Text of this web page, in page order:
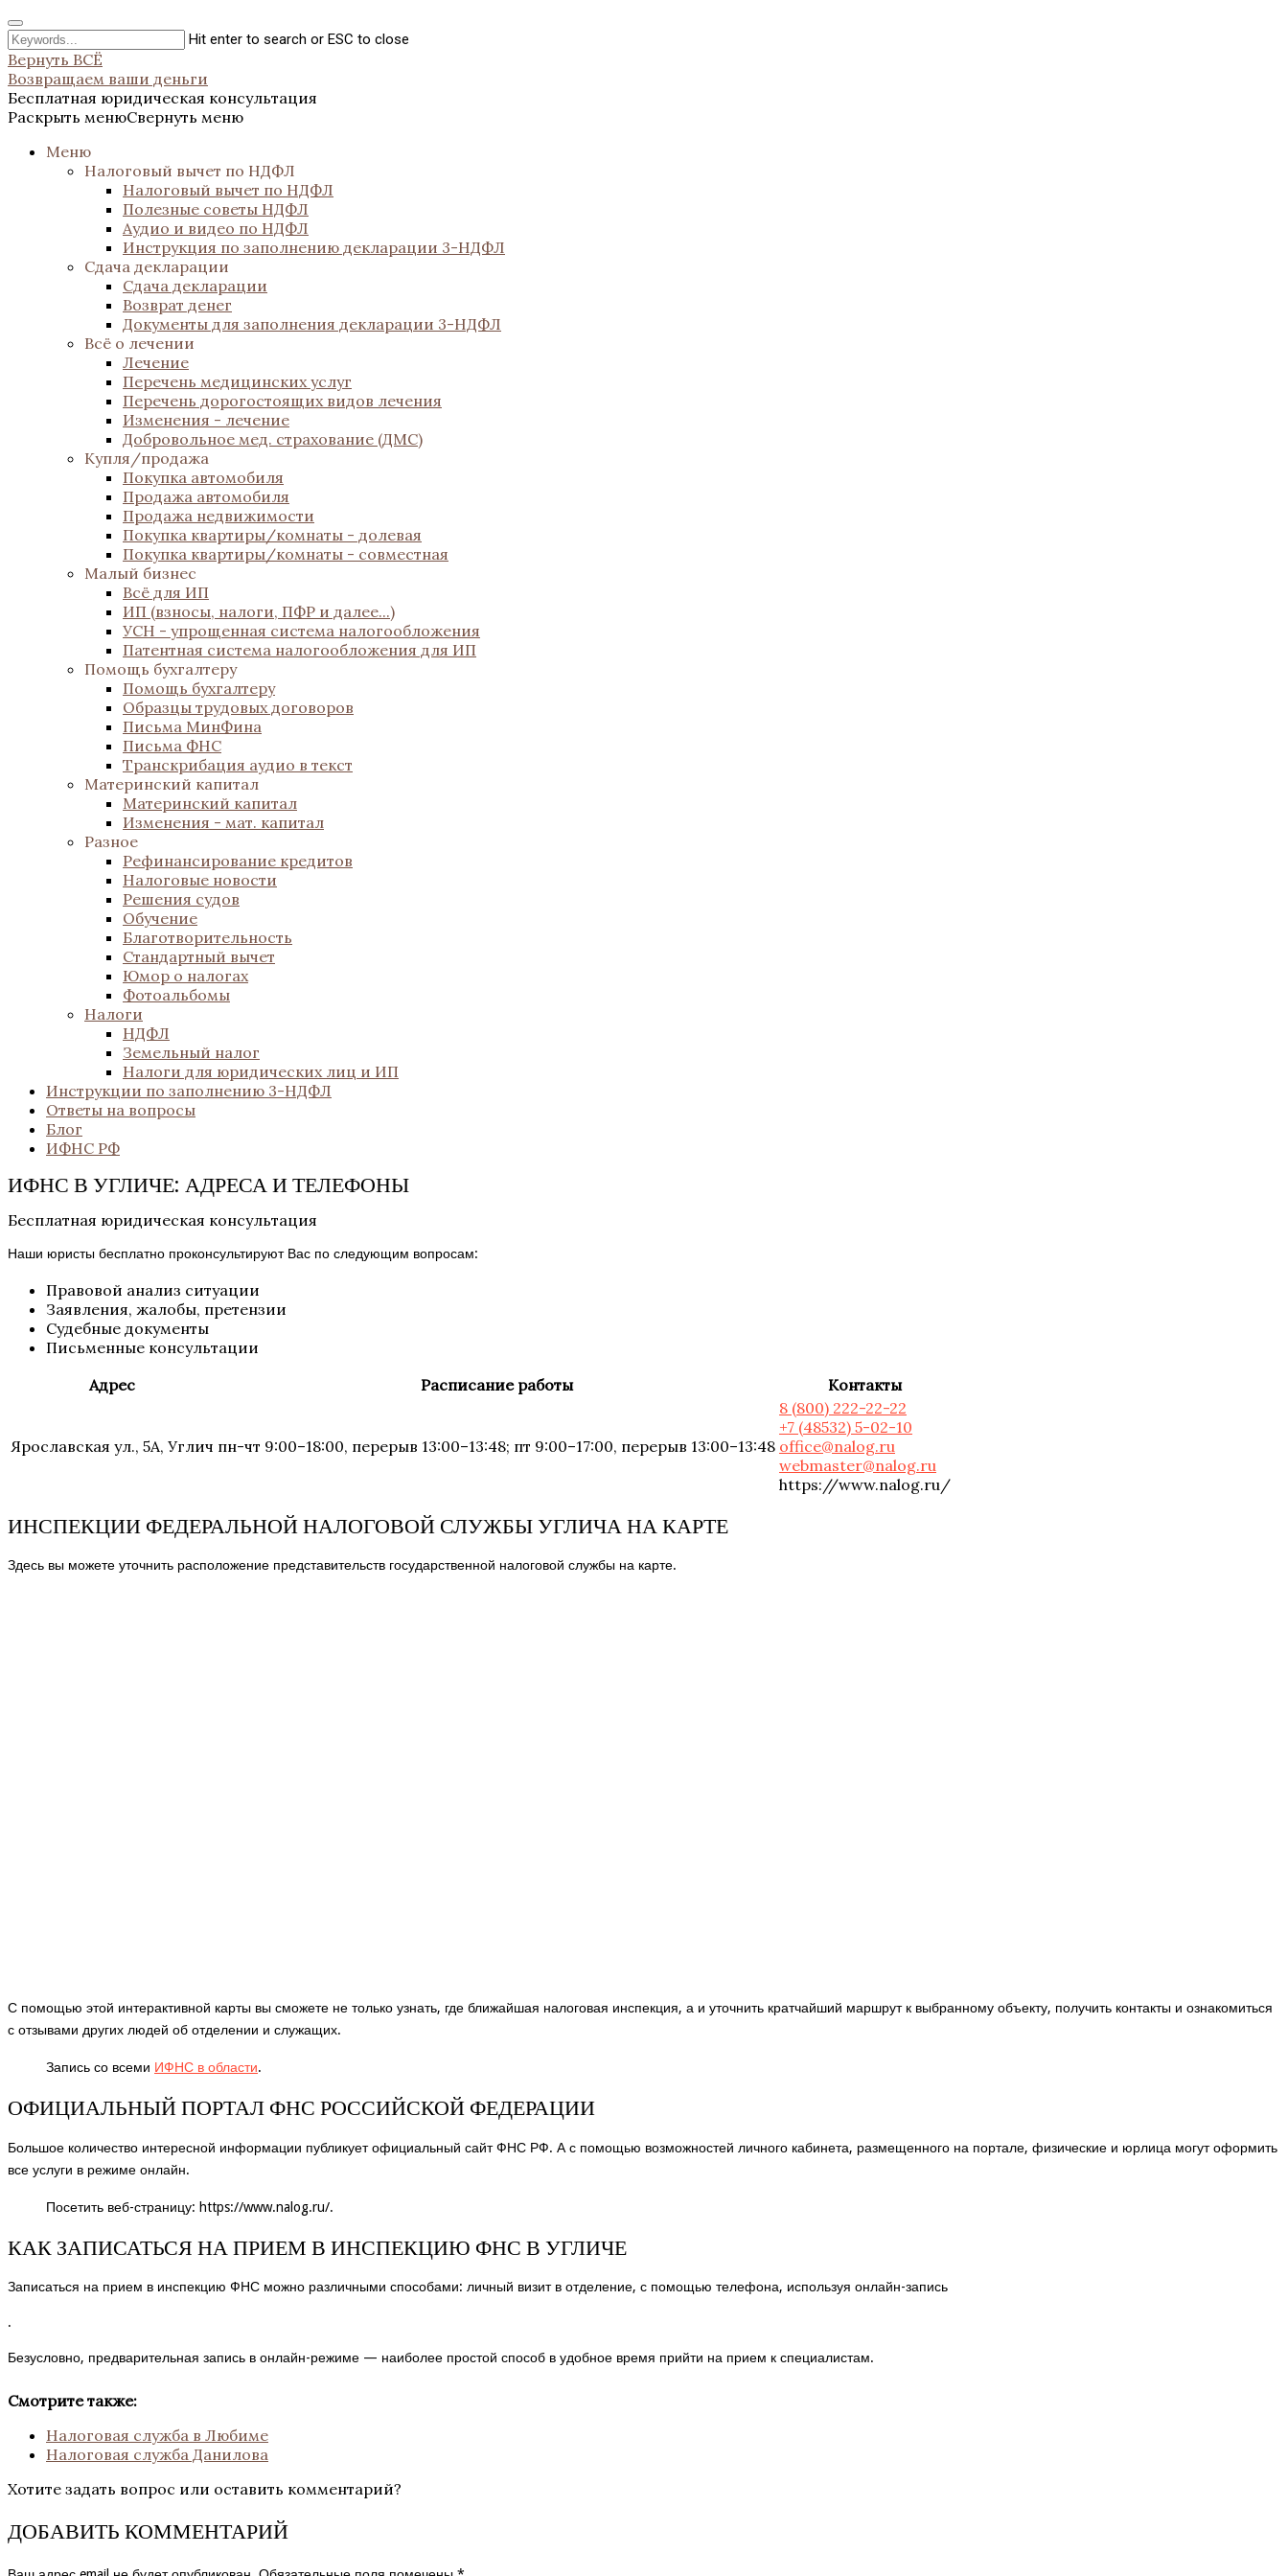
Hit enter to search or ESC to close
Вернуть ВСЁ
Возвращаем ваши деньги
Бесплатная юридическая консультация
Раскрыть менюСвернуть меню
Меню
Налоговый вычет по НДФЛ
Налоговый вычет по НДФЛ
Полезные советы НДФЛ
Аудио и видео по НДФЛ
Инструкция по заполнению декларации 3-НДФЛ
Сдача декларации
Сдача декларации
Возврат денег
Документы для заполнения декларации 3-НДФЛ
Всё о лечении
Лечение
Перечень медицинских услуг
Перечень дорогостоящих видов лечения
Изменения - лечение
Добровольное мед. страхование (ДМС)
Купля/продажа
Покупка автомобиля
Продажа автомобиля
Продажа недвижимости
Покупка квартиры/комнаты - долевая
Покупка квартиры/комнаты - совместная
Малый бизнес
Всё для ИП
ИП (взносы, налоги, ПФР и далее...)
УСН - упрощенная система налогообложения
Патентная система налогообложения для ИП
Помощь бухгалтеру
Помощь бухгалтеру
Образцы трудовых договоров
Письма МинФина
Письма ФНС
Транскрибация аудио в текст
Материнский капитал
Материнский капитал
Изменения - мат. капитал
Разное
Рефинансирование кредитов
Налоговые новости
Решения судов
Обучение
Благотворительность
Стандартный вычет
Юмор о налогах
Фотоальбомы
Налоги
НДФЛ
Земельный налог
Налоги для юридических лиц и ИП
Инструкции по заполнению 3-НДФЛ
Ответы на вопросы
Блог
ИФНС РФ
ИФНС В УГЛИЧЕ: АДРЕСА И ТЕЛЕФОНЫ
Бесплатная юридическая консультация
Наши юристы бесплатно проконсультируют Вас по следующим вопросам:
Правовой анализ ситуации
Заявления, жалобы, претензии
Судебные документы
Письменные консультации
Адрес
Расписание работы Контакты
Ярославская ул., 5А, Углич пн-чт 9:00–18:00, перерыв 13:00–13:48; пт 9:00–17:00, перерыв 13:00–13:48
8 (800) 222-22-22
+7 (48532) 5-02-10
office@nalog.ru
webmaster@nalog.ru
https://www.nalog.ru/
ИНСПЕКЦИИ ФЕДЕРАЛЬНОЙ НАЛОГОВОЙ СЛУЖБЫ УГЛИЧА НА КАРТЕ
Здесь вы можете уточнить расположение представительств государственной налоговой службы на карте.
С помощью этой интерактивной карты вы сможете не только узнать, где ближайшая налоговая инспекция, а и уточнить кратчайший маршрут к выбранному объекту, получить контакты и ознакомиться
с отзывами других людей об отделении и служащих.
Запись со всеми ИФНС в области.
ОФИЦИАЛЬНЫЙ ПОРТАЛ ФНС РОССИЙСКОЙ ФЕДЕРАЦИИ
Большое количество интересной информации публикует официальный сайт ФНС РФ. А с помощью возможностей личного кабинета, размещенного на портале, физические и юрлица могут оформить
все услуги в режиме онлайн.
Посетить веб-страницу: https://www.nalog.ru/.
КАК ЗАПИСАТЬСЯ НА ПРИЕМ В ИНСПЕКЦИЮ ФНС В УГЛИЧЕ
Записаться на прием в инспекцию ФНС можно различными способами: личный визит в отделение, с помощью телефона, используя онлайн-запись
.
Безусловно, предварительная запись в онлайн-режиме — наиболее простой способ в удобное время прийти на прием к специалистам.
Смотрите также:
Налоговая служба в Любиме
Налоговая служба Данилова
Хотите задать вопрос или оставить комментарий?
ДОБАВИТЬ КОММЕНТАРИЙ